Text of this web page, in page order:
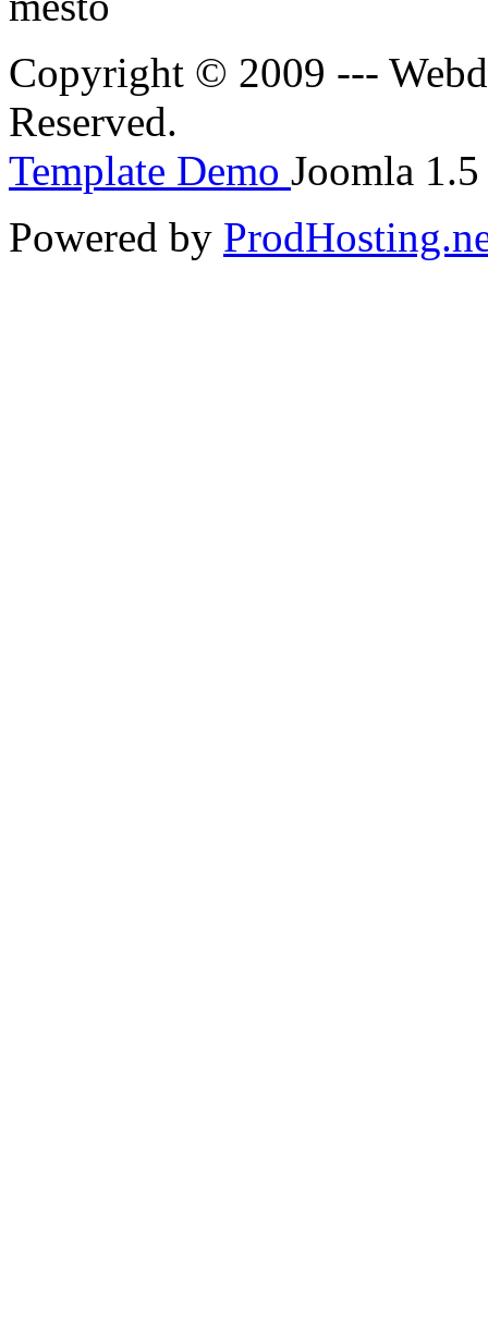
Copyright © 2009 ---
Reserved.
Template Demo Joomla
Powered by